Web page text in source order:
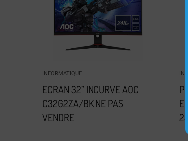
INFORMATIQUE
ECRAN 32” INCURVE AOC
C32G2ZA/BK NE PAS
VENDRE